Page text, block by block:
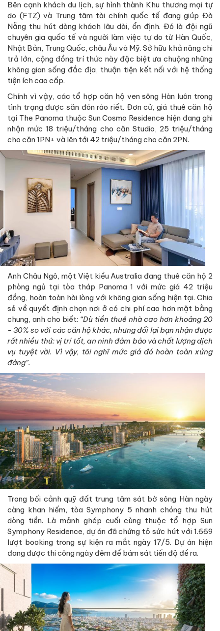
Bên cạnh khách du lịch, sự hình thành Khu thương mại tự
do (FTZ) và Trung tâm tài chính quốc tế đang giúp Đà
Nẵng thu hút dòng khách lâu dài, ổn định. Đó là đội ngũ
chuyên gia quốc tế và người làm việc tự do từ Hàn Quốc,
Nhật Bản, Trung Quốc, châu Âu và Mỹ. Sở hữu khả năng chi
trả lớn, cộng đồng trí thức này đặc biệt ưa chuộng những
không gian sống đắc địa, thuận tiện kết nối với hệ thống
tiện ích cao cấp.
Chính vì vậy, các tổ hợp căn hộ ven sông Hàn luôn trong
tình trạng được săn đón ráo riết. Đơn cử, giá thuê căn hộ
tại The Panoma thuộc Sun Cosmo Residence hiện đang ghi
nhận mức 18 triệu/tháng cho căn Studio, 25 triệu/tháng
cho căn 1PN+ và lên tới 42 triệu/tháng cho căn 2PN.
Anh Châu Ngô, một Việt kiều Australia đang thuê căn hộ 2
phòng ngủ tại tòa tháp Panoma 1 với mức giá 42 triệu
đồng, hoàn toàn hài lòng với không gian sống hiện tại. Chia
sẻ về quyết định chọn nơi ở có chi phí cao hơn mặt bằng
chung, anh cho biết: “Dù tiền thuê nhà cao hơn khoảng 20
- 30% so với các căn hộ khác, nhưng đổi lại bạn nhận được
rất nhiều thứ: vị trí tốt, an ninh đảm bảo và chất lượng dịch
vụ tuyệt vời. Vì vậy, tôi nghĩ mức giá đó hoàn toàn xứng
đáng”.
Trong bối cảnh quỹ đất trung tâm sát bờ sông Hàn ngày
càng khan hiếm, tòa Symphony 5 nhanh chóng thu hút
dòng tiền. Là mảnh ghép cuối cùng thuộc tổ hợp Sun
Symphony Residence, dự án đã chứng tỏ sức hút với 1.669
lượt booking trong sự kiện ra mắt ngày 17/5. Dự án hiện
đang được thi công ngày đêm để bám sát tiến độ đề ra.